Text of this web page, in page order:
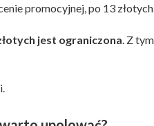
promocyjnej, po 13 złotych.
jest ograniczona . Z